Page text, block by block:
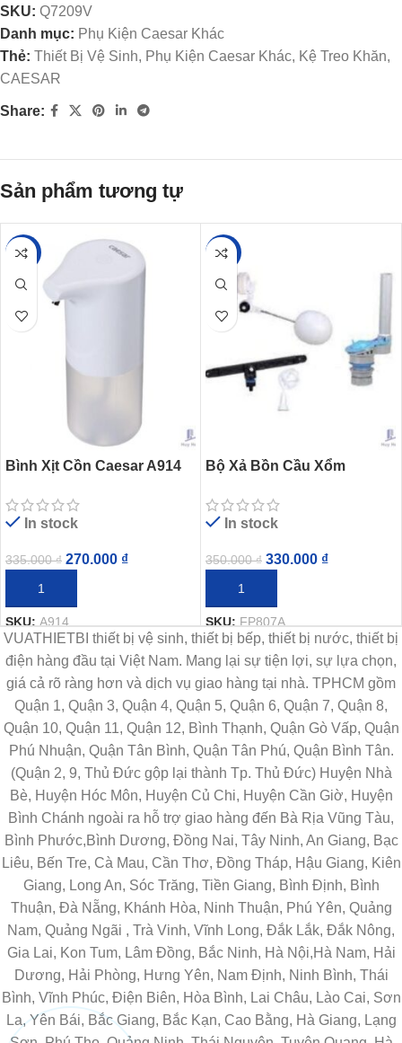
SKU: Q7209V
Danh mục: Phụ Kiện Caesar Khác
Thẻ: Thiết Bị Vệ Sinh, Phụ Kiện Caesar Khác, Kệ Treo Khăn,
CAESAR
Share:
Sản phẩm tương tự
-19%
Bình Xịt Cồn Caesar A914
In stock
335.000₫ 270.000 ₫
THÊM VÀO GIỎ HÀNG
SKU:A914
-6%
Bộ Xả Bồn Cầu Xổm
In stock
350.000₫ 330.000 ₫
THÊM VÀO GIỎ HÀNG
SKU:FP807A
VUATHIETBI thiết bị vệ sinh, thiết bị bếp, thiết bị nước, thiết bị
điện hàng đầu tại Việt Nam. Mang lại sự tiện lợi, sự lựa chọn,
giá cả rõ ràng hơn và dịch vụ giao hàng tại nhà. TPHCM gồm
Quận 1, Quận 3, Quận 4, Quận 5, Quận 6, Quận 7, Quận 8,
Quận 10, Quận 11, Quận 12, Bình Thạnh, Quận Gò Vấp, Quận
Phú Nhuận, Quận Tân Bình, Quận Tân Phú, Quận Bình Tân.
(Quận 2, 9, Thủ Đức gộp lại thành Tp. Thủ Đức) Huyện Nhà
Bè, Huyện Hóc Môn, Huyện Củ Chi, Huyện Cần Giờ, Huyện
Bình Chánh ngoài ra hỗ trợ giao hàng đến Bà Rịa Vũng Tàu,
Bình Phước,Bình Dương, Đồng Nai, Tây Ninh, An Giang, Bạc
Liêu, Bến Tre, Cà Mau, Cần Thơ, Đồng Tháp, Hậu Giang, Kiên
Giang, Long An, Sóc Trăng, Tiền Giang, Bình Định, Bình
Thuận, Đà Nẵng, Khánh Hòa, Ninh Thuận, Phú Yên, Quảng
Nam, Quảng Ngãi , Trà Vinh, Vĩnh Long, Đắk Lắk, Đắk Nông,
Gia Lai, Kon Tum, Lâm Đồng, Bắc Ninh, Hà Nội,Hà Nam, Hải
Dương, Hải Phòng, Hưng Yên, Nam Định, Ninh Bình, Thái
Bình, Vĩnh Phúc, Điện Biên, Hòa Bình, Lai Châu, Lào Cai, Sơn
La, Yên Bái, Bắc Giang, Bắc Kạn, Cao Bằng, Hà Giang, Lạng